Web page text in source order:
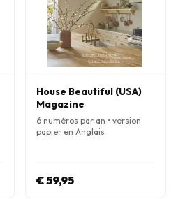
House Beautiful (USA)
Magazine
6 numéros par an • version
papier en Anglais
€ 59,95